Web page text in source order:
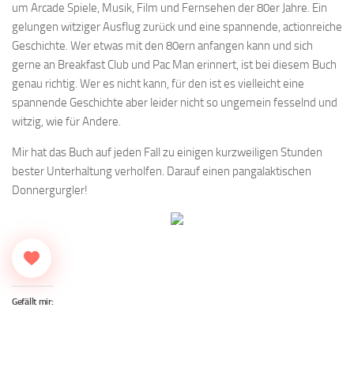
um Arcade Spiele, Musik, Film und Fernsehen der 80er Jahre. Ein
gelungen witziger Ausflug zurück und eine spannende, actionreiche
Geschichte. Wer etwas mit den 80ern anfangen kann und sich
gerne an Breakfast Club und Pac Man erinnert, ist bei diesem Buch
genau richtig. Wer es nicht kann, für den ist es vielleicht eine
spannende Geschichte aber leider nicht so ungemein fesselnd und
witzig, wie für Andere.
Mir hat das Buch auf jeden Fall zu einigen kurzweiligen Stunden
bester Unterhaltung verholfen. Darauf einen pangalaktischen
Donnergurgler!
Gefällt mir: